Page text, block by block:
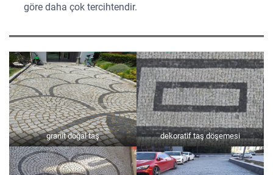
göre daha çok tercihtendir.
granit doğal taş dekoratif taş döşemesi